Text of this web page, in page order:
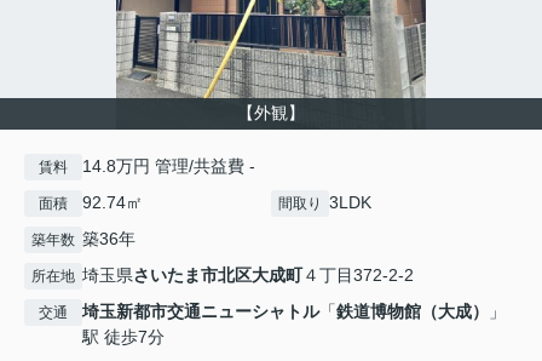
【外観】
賃料 14.8万円 管理/共益費 -
面積 92.74㎡ 間取り 3LDK
築年数 築36年
所在地 埼玉県さいたま市北区大成町４丁目372-2-2
交通 埼玉新都市交通ニューシャトル「鉄道博物館（大成）
」
駅 徒歩7分